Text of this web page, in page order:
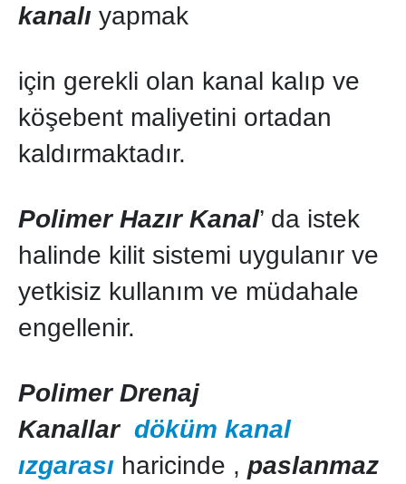
kanalı yapmak
için gerekli olan kanal kalıp ve
köşebent maliyetini ortadan
kaldırmaktadır.
Polimer Hazır Kanal’ da istek
halinde kilit sistemi uygulanır ve
yetkisiz kullanım ve müdahale
engellenir.
Polimer Drenaj
Kanallar döküm kanal
ızgarası haricinde , paslanmaz